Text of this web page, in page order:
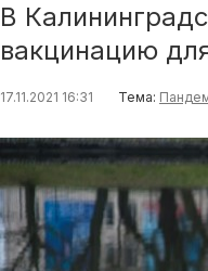
В
вакцинацию
17.11.2021 16:31 Тема: